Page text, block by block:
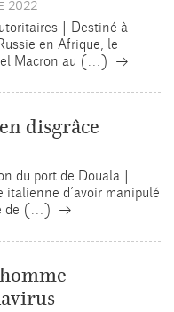
2022
| Destiné à
en Afrique, le
Macron au (…) →
disgrâce
du port de Douala |
d’avoir manipulé
de (…) →